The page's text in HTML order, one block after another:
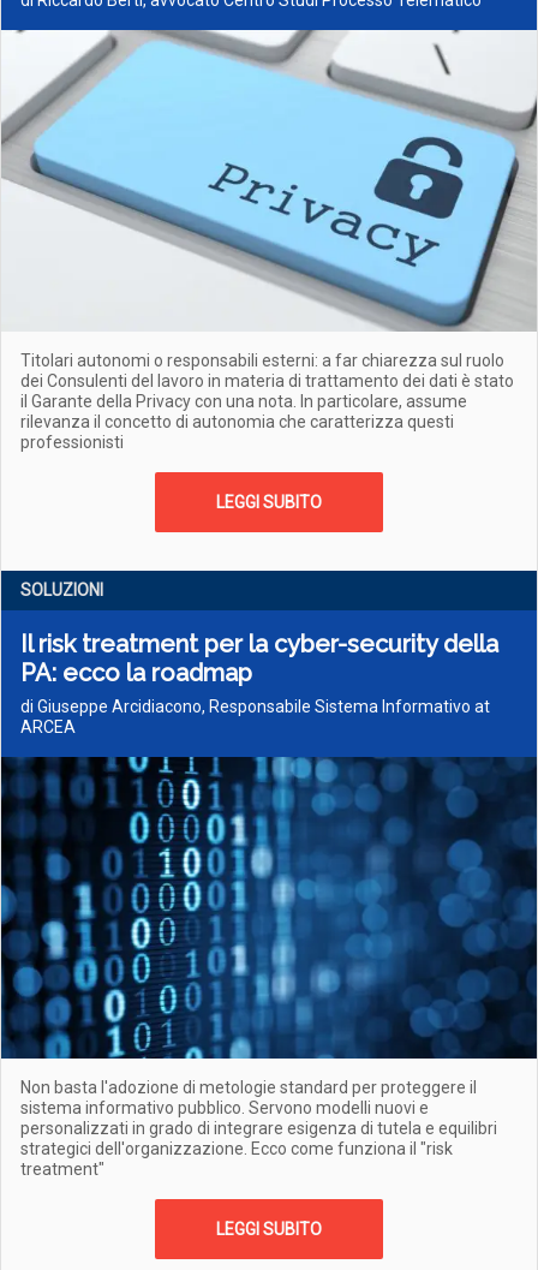
Titolari autonomi o responsabili esterni: a far chiarezza sul ruolo
dei Consulenti del lavoro in materia di trattamento dei dati è stato
il Garante della Privacy con una nota. In particolare, assume
rilevanza il concetto di autonomia che caratterizza questi
professionisti
LEGGI SUBITO
SOLUZIONI
Il risk treatment per la cyber-security della
PA: ecco la roadmap
di Giuseppe Arcidiacono, Responsabile Sistema Informativo at
ARCEA
Non basta l'adozione di metologie standard per proteggere il
sistema informativo pubblico. Servono modelli nuovi e
personalizzati in grado di integrare esigenza di tutela e equilibri
strategici dell'organizzazione. Ecco come funziona il "risk
treatment"
LEGGI SUBITO